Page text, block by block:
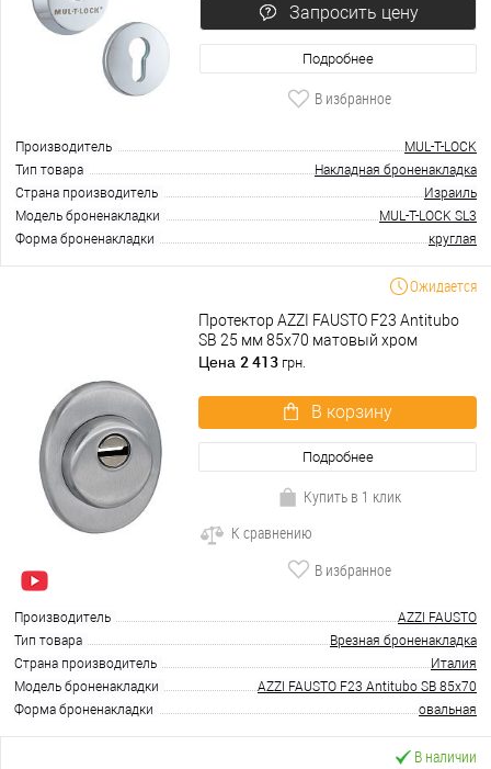
Запросить цену
Подробнее
В избранное
Производитель
MUL-T-LOCK
Тип товара
Накладная броненакладка
Страна производитель
Израиль
Модель броненакладки
MUL-T-LOCK SL3
Форма броненакладки
круглая
Ожидается
Протектор AZZI FAUSTO F23 Antitubo
SB 25 мм 85х70 матовый хром
Цена 2 413 грн.
В корзину
Подробнее
Купить в 1 клик
К сравнению
В избранное
Производитель
AZZI FAUSTO
Тип товара
Врезная броненакладка
Страна производитель
Италия
Модель броненакладки
AZZI FAUSTO F23 Antitubo SB 85x70
Форма броненакладки
овальная
В наличии